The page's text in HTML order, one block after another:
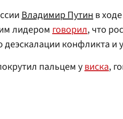
Владимир Путинв
лидером говорил, что
деэскалации конфликта и
пальцем увиска,